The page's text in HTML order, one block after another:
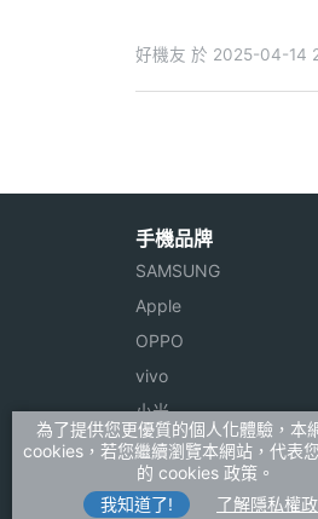
好機友 於 2025-04-14
手機品牌
SAMSUNG
Apple
OPPO
vivo
小米
ASUS
Sony
為了提供您更優質的個人化體驗，本
cookies，若您繼續瀏覽本網站，代表
的 cookies 政策。
我知道了!
了解隱私權